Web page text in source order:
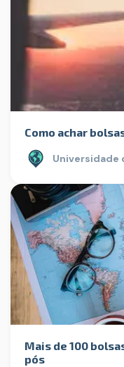
Como achar
Universidade
Mais de 100
pós